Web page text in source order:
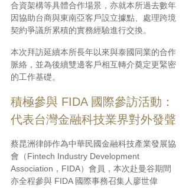
合資架構等具體合作場景，亦就本所過去數年
因協助台商與東南亞客戶設立據點、處理跨境
契約爭議所累積的實務經驗進行交換。
本次拜訪延續本所長年以來與泰國同業的合作
脈絡，並為後續雙邊客戶相互轉介奠定更緊密
的工作基礎。
積極參與 FIDA 國際參訪活動：
代表台灣金融科技業界對外發聲
蔡昆洲律師作為中華民國金融科技產業發展協
會（Fintech Industry Development
Association，FIDA）會員，本次赴曼谷期間
亦全程參與 FIDA 國際事務召集人廖世偉